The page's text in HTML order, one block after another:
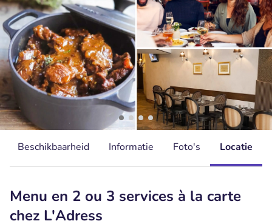
Beschikbaarheid Informatie Foto's Locatie
Menu en 2 ou 3 services à la carte
chez L'Adress